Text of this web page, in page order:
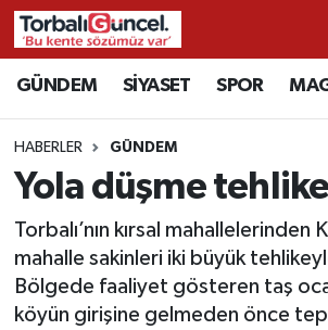
GÜNDEM SİYASET SPOR
HABERLER GÜNDEM
Yola düşme
Torbalı’nın kırsal mahallelerinden
mahalle sakinleri iki büyük
Bölgede faaliyet gösteren taş
köyün girişine gelmeden önce
İzmir Nöbetçi Eczaneler
İzmir Hava Durumu
İzmir Namaz Vakitleri
İzmir Trafik Yoğunluk Haritası
Süper Lig Puan Durumu ve